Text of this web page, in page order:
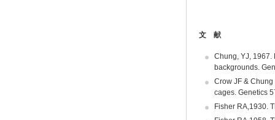
文 献
Chung, YJ, 1967.
backgrounds.
Crow JF &
cages. Genetics
Fisher RA,1930.